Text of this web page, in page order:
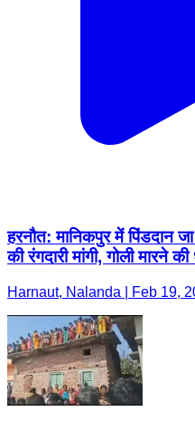
हरनौत: मानिकपुर में पिंडदान
की रंगदारी मांगी, गोली मारने
Harnaut, Nalanda | Feb 19,